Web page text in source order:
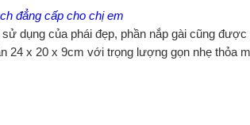
đẳng cấp cho chị em
dụng của phái đẹp, phần nắp gài cũng được
24 x 20 x 9cm với trọng lượng gọn nhẹ thỏa